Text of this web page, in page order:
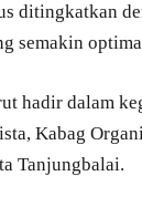
ditingkatkan
semakin
hadir dalam
Kabag
Tanjungbalai.